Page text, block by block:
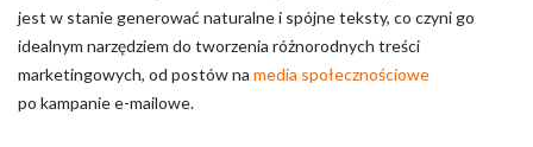
jest w stanie generować naturalne i spójne teksty, co czyni go
idealnym narzędziem do tworzenia różnorodnych treści
marketingowych, od postów na media społecznościowe
po kampanie e-mailowe.